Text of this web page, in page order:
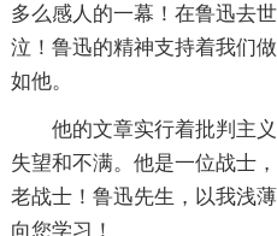
多么感人的一幕！在鲁迅去
泣！鲁迅的精神支持着我们
如他。
他的文章实行着批判主
失望和不满。他是一位战士
老战士！鲁迅先生，以我浅
向您学习！